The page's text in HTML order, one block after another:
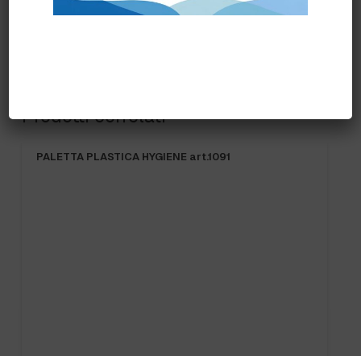
Prodotti correlati
PALETTA PLASTICA HYGIENE art.1091